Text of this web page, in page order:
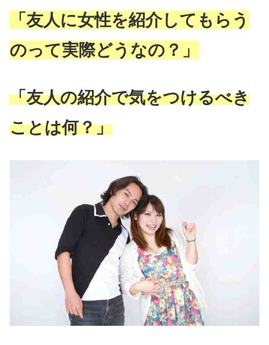
「友人に女性を紹介してもらう
のって実際どうなの？」
「友人の紹介で気をつけるべき
ことは何？」